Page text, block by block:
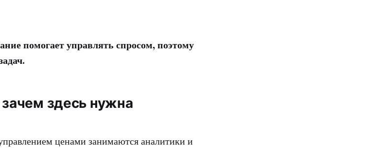
помогает управлять спросом, поэтому
здесь нужна
ценами занимаются аналитики и